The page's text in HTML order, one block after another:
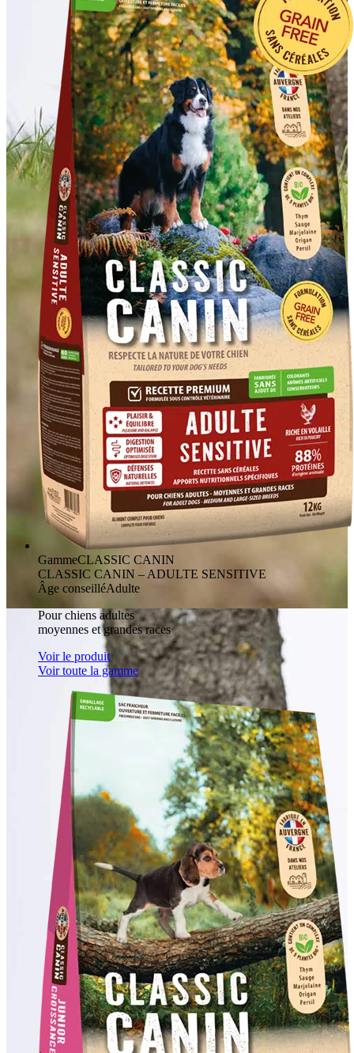
GammeCLASSIC CANIN
CLASSIC CANIN – ADULTE SENSITIVE
Âge conseilléAdulte
Pour chiens adultes
moyennes et grandes races
Voir le produit
Voir toute la gamme